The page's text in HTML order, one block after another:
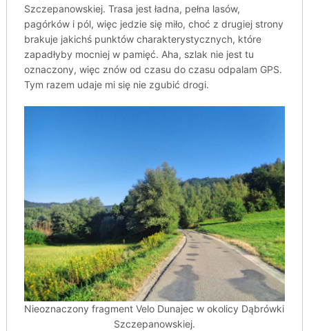
Szczepanowskiej. Trasa jest ładna, pełna lasów,
pagórków i pól, więc jedzie się miło, choć z drugiej strony
brakuje jakichś punktów charakterystycznych, które
zapadłyby mocniej w pamięć. Aha, szlak nie jest tu
oznaczony, więc znów od czasu do czasu odpalam GPS.
Tym razem udaje mi się nie zgubić drogi.
Nieoznaczony fragment Velo Dunajec w okolicy Dąbrówki
Szczepanowskiej.